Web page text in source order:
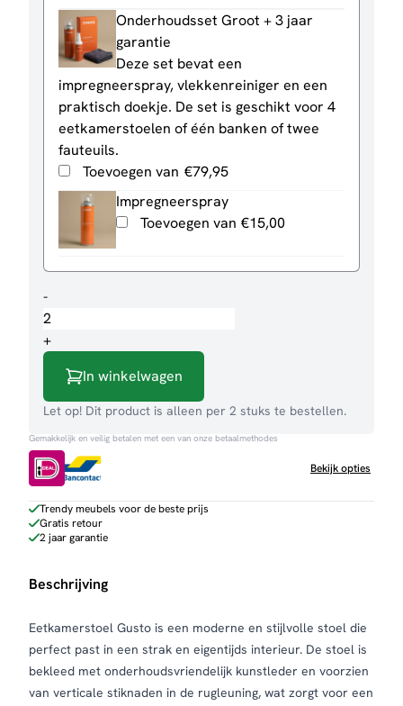
Onderhoudsset Groot + 3 jaar
garantie
Deze set bevat een
impregneerspray, vlekkenreiniger en een
praktisch doekje. De set is geschikt voor 4
eetkamerstoelen of één banken of twee
fauteuils.
Toevoegen van €79,95
Impregneerspray
Toevoegen van €15,00
-Eetkamerstoel
Gusto
aantal
+
In winkelwagen
Let op! Dit product is alleen per 2 stuks te bestellen.
Gemakkelijk en veilig betalen met een van onze betaalmethodes
Bekijk opties
Trendy meubels voor de beste prijs
Gratis retour
2 jaar garantie
Beschrijving
Eetkamerstoel Gusto is een moderne en stijlvolle stoel die
perfect past in een strak en eigentijds interieur. De stoel is
bekleed met onderhoudsvriendelijk kunstleder en voorzien
van verticale stiknaden in de rugleuning, wat zorgt voor een